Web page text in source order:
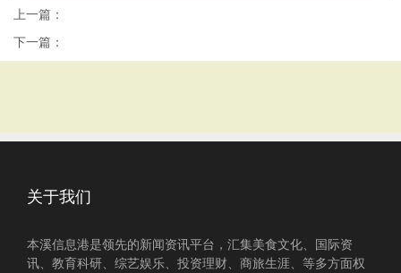
上一篇：
下一篇：
关于我们
本溪信息港是领先的新闻资讯平台，汇集美食文化、国际资
讯、教育科研、综艺娱乐、投资理财、商旅生涯、等多方面权